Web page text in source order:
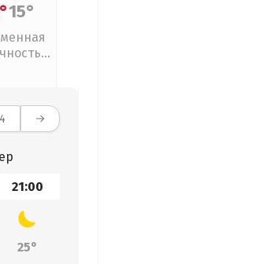
15°
21:00
25°